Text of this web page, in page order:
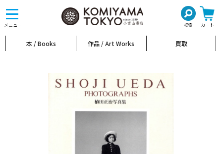
メニュー 検索 カート
toggle
navigation
本 / Books 作品 / Art Works 買取